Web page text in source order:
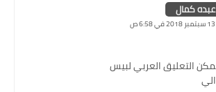
عبده كمال
13 سبتمبر 2018 في 6:58 ص